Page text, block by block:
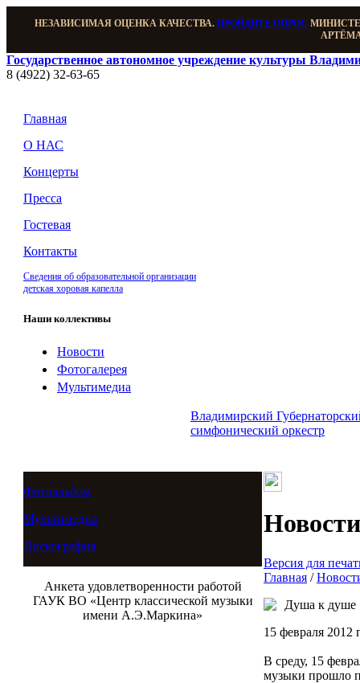
НЕЗАВИСИМАЯ ОЦЕНКА КАЧЕСТВА. ПРОЙДИТЕ ОПРОС
Государственное автономное учреждение культуры
8 (4922) 32-63-65
Главная
О НАС
Концерты
Пресса
Гостевая
Контакты
Сведения об образовательной организации
детская хоровая капелла
Наши коллективы
Новости
Фотогалерея
Мультимедиа
Владимирский
симфонический оркестр
Фотоальбом
Мультимедиа
Дискография
Анкета удовлетворенности работой
ГАУК ВО «Центр классической музыки
имени А.Э.Маркина»
Новости
Версия для
Главная /
Душа к душе
15 февраля 2012
В среду, 15
музыки прошло